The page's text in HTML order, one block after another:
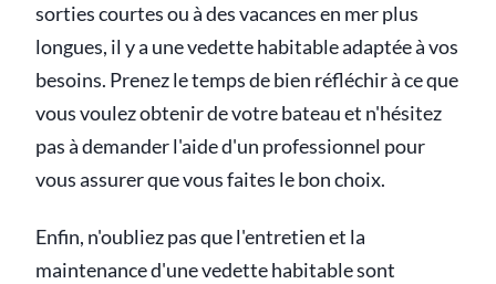
sorties courtes ou à des vacances en mer plus
longues, il y a une vedette habitable adaptée à vos
besoins. Prenez le temps de bien réfléchir à ce que
vous voulez obtenir de votre bateau et n'hésitez
pas à demander l'aide d'un professionnel pour
vous assurer que vous faites le bon choix.
Enfin, n'oubliez pas que l'entretien et la
maintenance d'une vedette habitable sont